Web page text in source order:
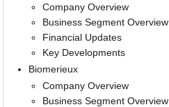
Company Overview
Business Segment Overview
Financial Updates
Key Developments
Biomerieux
Company Overview
Business Segment Overview